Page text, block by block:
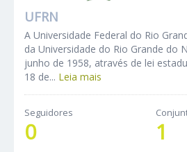
UFRN
A Universidade Federal do Rio
da Universidade do Rio Grande do
junho de 1958, através de lei
18 de... Leia mais
Seguidores
0 1